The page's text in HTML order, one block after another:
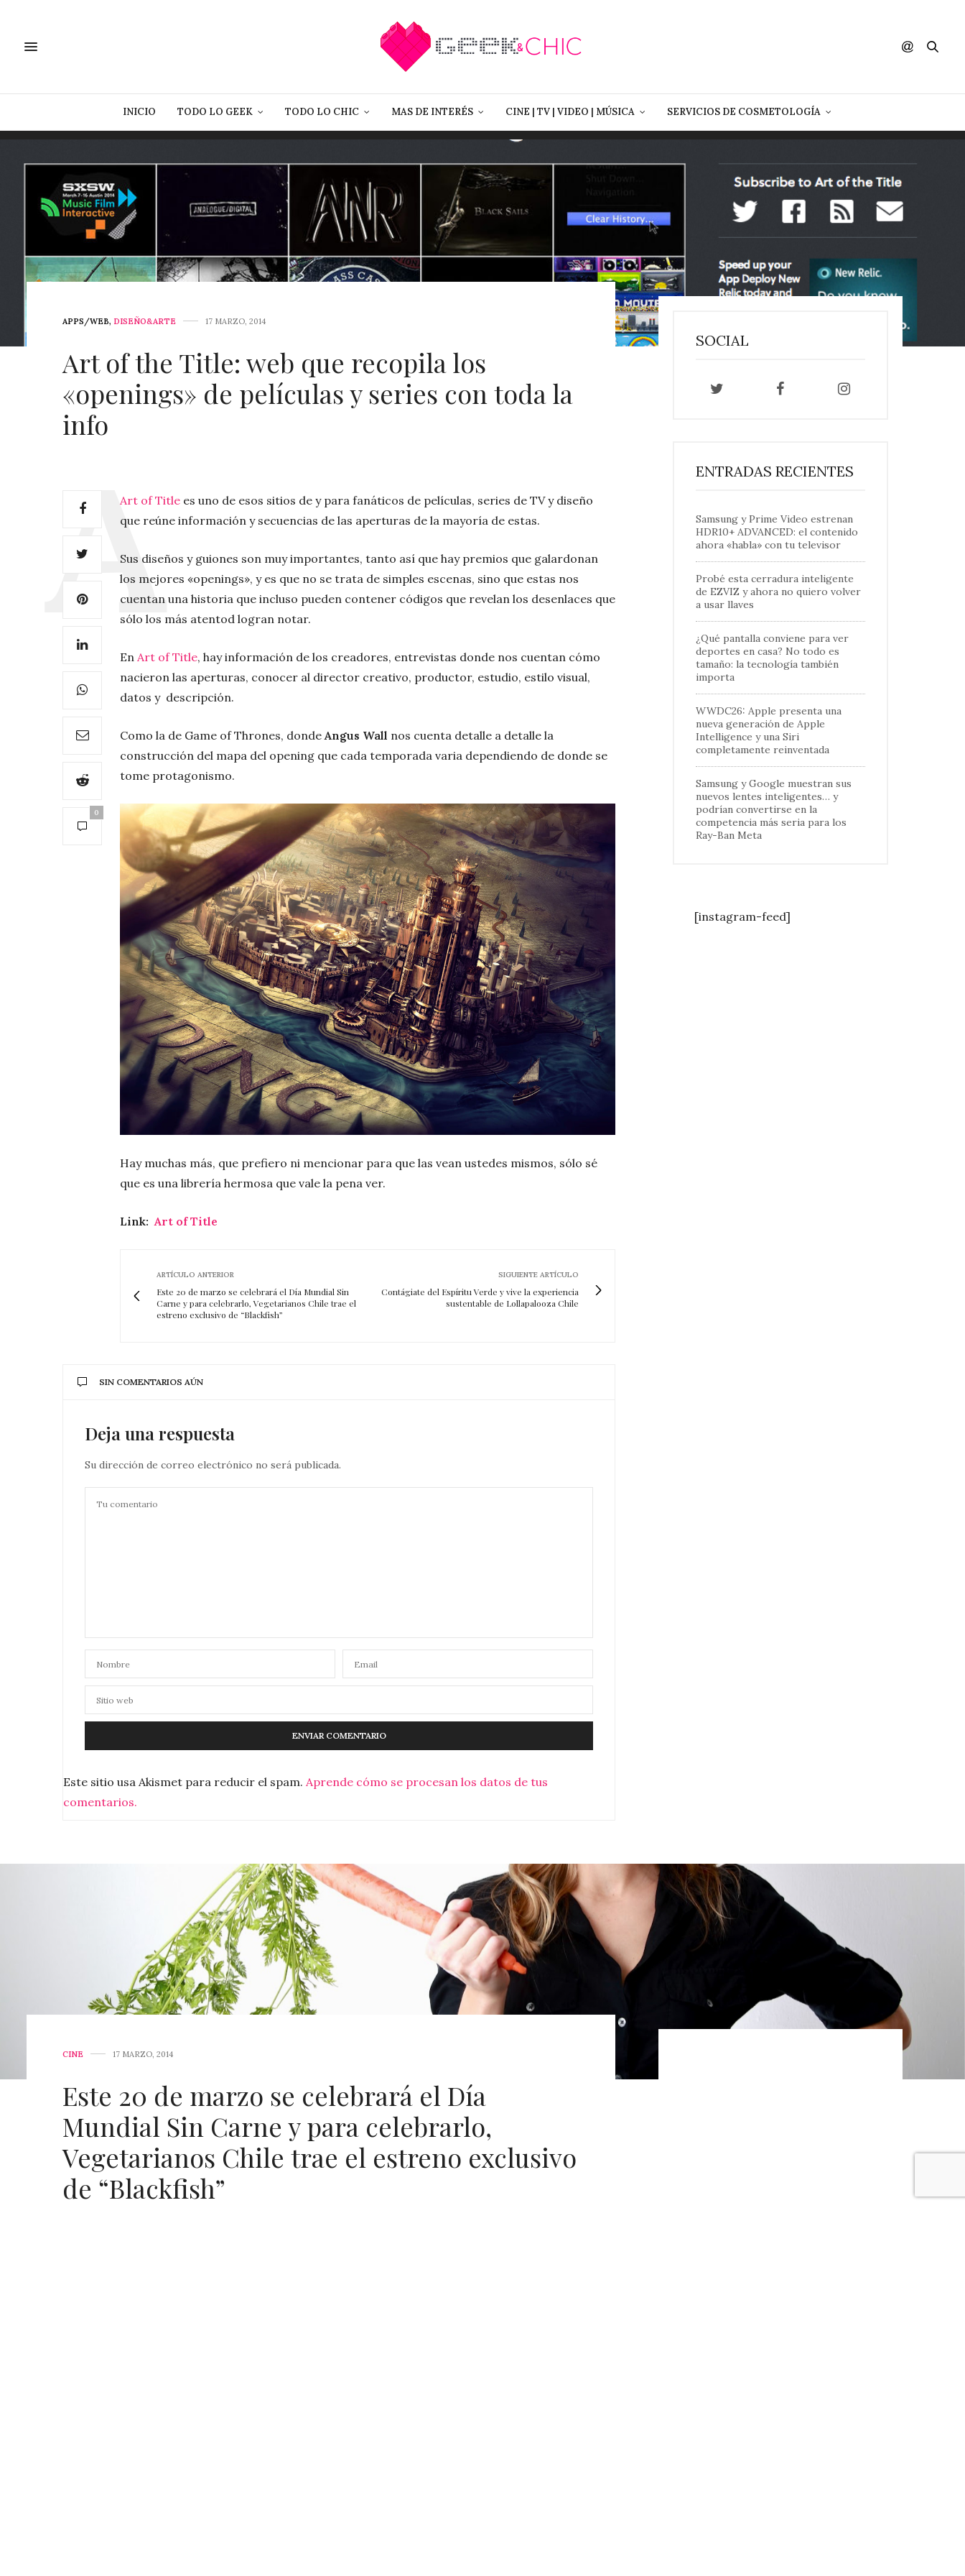
INICIO TODO LO GEEK TODO LO CHIC MAS DE INTERÉS CINE | TV | VIDEO | MÚSICA SERVICIOS DE COSMETOLOGÍA
APPS/WEB, DISEÑO&ARTE 17 MARZO, 2014
Art of the Title: web que recopila los
«openings» de películas y series con toda la
info
0
Art of Title es uno de esos sitios de y para fanáticos de películas, series de TV y diseño
que reúne información y secuencias de las aperturas de la mayoría de estas.
Sus diseños y guiones son muy importantes, tanto así que hay premios que galardonan
los mejores «openings», y es que no se trata de simples escenas, sino que estas nos
cuentan una historia que incluso pueden contener códigos que revelan los desenlaces que
sólo los más atentod logran notar.
En Art of Title, hay información de los creadores, entrevistas donde nos cuentan cómo
nacieron las aperturas, conocer al director creativo, productor, estudio, estilo visual,
datos y descripción.
Como la de Game of Thrones, donde Angus Wall nos cuenta detalle a detalle la
construcción del mapa del opening que cada temporada varia dependiendo de donde se
tome protagonismo.
Hay muchas más, que prefiero ni mencionar para que las vean ustedes mismos, sólo sé
que es una librería hermosa que vale la pena ver.
Link:Art of Title
ARTÍCULO ANTERIOR
Este 20 de marzo se celebrará el Día Mundial Sin
Carne y para celebrarlo, Vegetarianos Chile trae el
estreno exclusivo de “Blackfish”
SIGUIENTE ARTÍCULO
Contágiate del Espíritu Verde y vive la experiencia
sustentable de Lollapalooza Chile
SIN COMENTARIOS AÚN
Deja una respuesta
Su dirección de correo electrónico no será publicada.
Este sitio usa Akismet para reducir el spam. Aprende cómo se procesan los datos de tus
comentarios.
SOCIAL
ENTRADAS RECIENTES
Samsung y Prime Video estrenan
HDR10+ ADVANCED: el contenido
ahora «habla» con tu televisor
Probé esta cerradura inteligente
de EZVIZ y ahora no quiero volver
a usar llaves
¿Qué pantalla conviene para ver
deportes en casa? No todo es
tamaño: la tecnología también
importa
WWDC26: Apple presenta una
nueva generación de Apple
Intelligence y una Siri
completamente reinventada
Samsung y Google muestran sus
nuevos lentes inteligentes… y
podrían convertirse en la
competencia más seria para los
Ray-Ban Meta
[instagram-feed]
CINE 17 MARZO, 2014
Este 20 de marzo se celebrará el Día
Mundial Sin Carne y para celebrarlo,
Vegetarianos Chile trae el estreno exclusivo
de “Blackfish”